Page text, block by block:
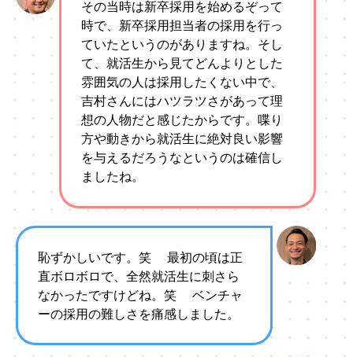
その当時は新卒採用を始めるぞって
時で、新卒採用担当者の採用を行っ
ていたというのがありますね。そし
て、就活生から見てどんよりとした
雰囲気の人は採用したくない中で、
吉村さんにはハツラツさがあって理
想の人物だと感じたからです。喋り
方や動きから就活生に絶対良い影響
を与えるだろうなというのは確信し
ましたね。
恥ずかしいです。笑 最初の頃は正
直ボロボロで、全然就活生に刺さら
なかったですけどね。笑 ベンチャ
ーの採用の難しさを痛感しました。